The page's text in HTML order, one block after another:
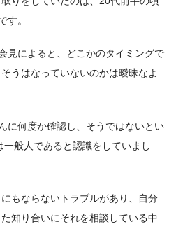
す。
見によると、どこかのタイミングで
うはなっていないのかは曖昧なよ
に何度か確認し、そうではないとい
般人であると認識をしていまし
もならないトラブルがあり、自分
知り合いにそれを相談している中